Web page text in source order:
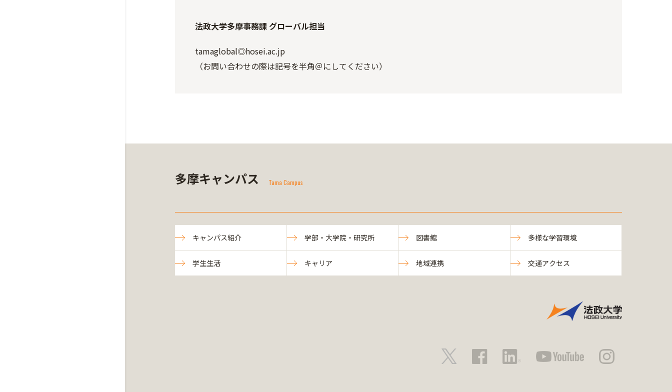
法政大学多摩事務課 グローバル担当
tamaglobal◎hosei.ac.jp
（お問い合わせの際は記号を半角＠にしてください）
多摩キャンパス Tama Campus
キャンパス紹介 学部・大学院・研究所 図書館 多様な学習環境
学生生活 キャリア 地域連携 交通アクセス